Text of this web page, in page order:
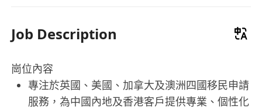
Job Description
崗位內容
專注於英國、美國、加拿大及澳洲四國移民申請
服務，為中國內地及香港客戶提供專業、個性化